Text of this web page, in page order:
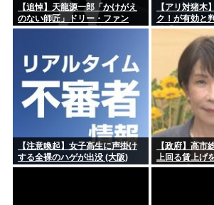
【画像】セブンイレブン、ついに神商品を
乳がん闘病中の元人気アイドル「体調が良
休日だし>>2のキャラかいてあそぶ
【画像】ワイちゃんお盆の子作りエッチ大
交通費が高すぎてお盆に帰省しない一人暮
ヤマダ電機の激安PBエアコン『RIAIR』、
【追悼】天龍源一郎「かけがえ
のない師匠」ドリー・ファン
ク・ジュニアさん追悼
【アリ対猪木
ク！が有効と
性「アリキッ
【注意喚起】女子高生に声掛け
する全裸のハゲが出没 (大阪)
【政府】高市
上回る賃上げ
る」 国家公務